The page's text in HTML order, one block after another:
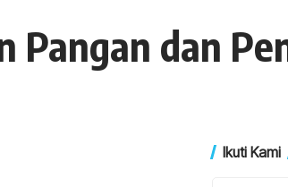
Pangan dan
Ikuti Kami